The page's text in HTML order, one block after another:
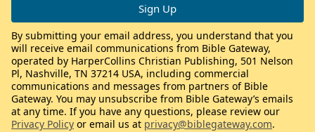
By submitting your email address, you understand that you
will receive email communications from Bible Gateway,
operated by HarperCollins Christian Publishing, 501 Nelson
Pl, Nashville, TN 37214 USA, including commercial
communications and messages from partners of Bible
Gateway. You may unsubscribe from Bible Gateway’s emails
at any time. If you have any questions, please review our
Privacy Policy or email us at privacy@biblegateway.com.